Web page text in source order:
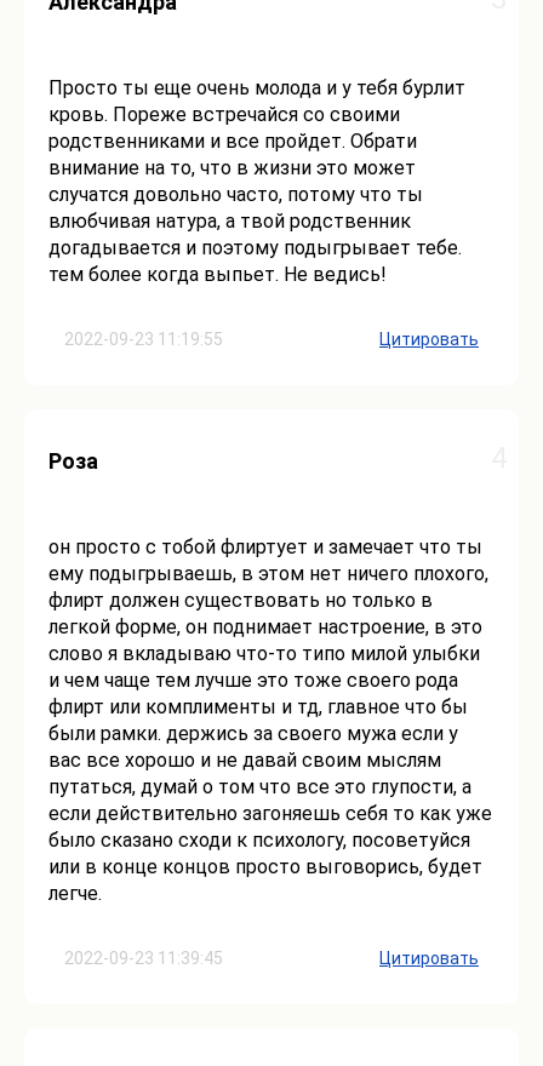
2022-09-23 11:19:55
Просто ты еще очень молода и у тебя бурлит
кровь. Пореже встречайся со своими
родственниками и все пройдет. Обрати
внимание на то, что в жизни это может
случатся довольно часто, потому что ты
влюбчивая натура, а твой родственник
догадывается и поэтому подыгрывает тебе.
тем более когда выпьет. Не ведись!
Цитировать
2022-09-23 11:39:45
Роза
он просто с тобой флиртует и замечает что ты
ему подыгрываешь, в этом нет ничего плохого,
флирт должен существовать но только в
легкой форме, он поднимает настроение, в это
слово я вкладываю что-то типо милой улыбки
и чем чаще тем лучше это тоже своего рода
флирт или комплименты и тд, главное что бы
были рамки. держись за своего мужа если у
вас все хорошо и не давай своим мыслям
путаться, думай о том что все это глупости, а
если действительно загоняешь себя то как уже
было сказано сходи к психологу, посоветуйся
или в конце концов просто выговорись, будет
легче.
Цитировать